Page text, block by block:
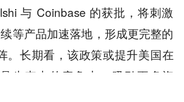
与 Coinbase 的获批，将刺激
等产品加速落地，形成更完整的
。长期看，该政策或提升美国在
生态中的竞争力，吸引更多资